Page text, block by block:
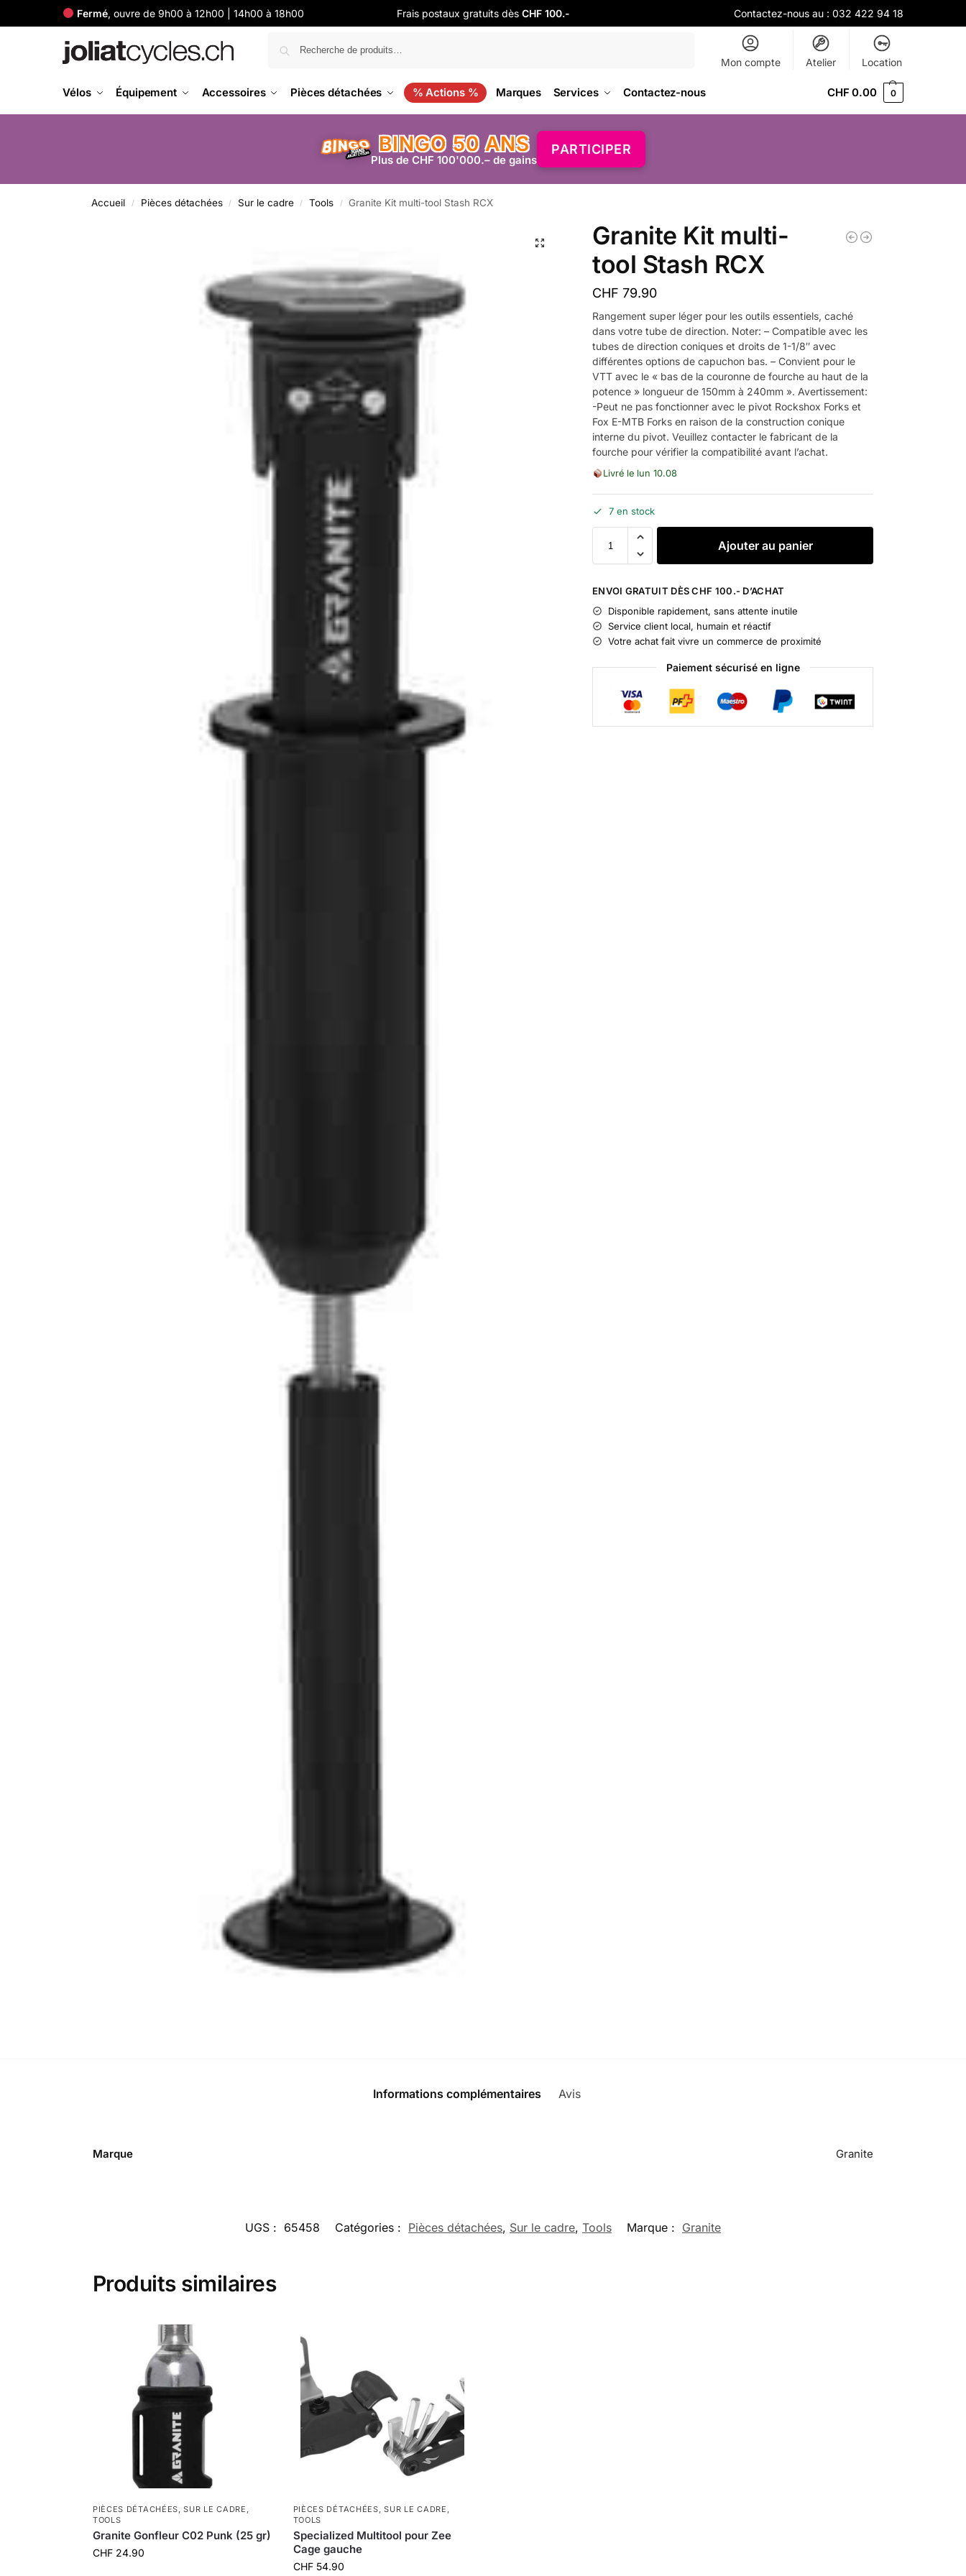
Fermé, ouvre de 9h00 à 12h00 | 14h00 à 18h00 Frais postaux gratuits dèsCHF 100.- Contactez-nous au : 032 422 94 18
Mon compte Atelier Location
Vélos Équipement Accessoires Pièces détachées % Actions % Marques Services Contactez-nous CHF 0.00 0
BINGO 50 ANS
Plus de CHF 100'000.– de gains
PARTICIPER
Accueil / Pièces détachées / Sur le cadre / Tools / Granite Kit multi-tool Stash RCX
Granite Kit multi-
tool Stash RCX
CHF 79.90
Rangement super léger pour les outils essentiels, caché
dans votre tube de direction. Noter: – Compatible avec les
tubes de direction coniques et droits de 1-1/8″ avec
différentes options de capuchon bas. – Convient pour le
VTT avec le « bas de la couronne de fourche au haut de la
potence » longueur de 150mm à 240mm ». Avertissement:
-Peut ne pas fonctionner avec le pivot Rockshox Forks et
Fox E-MTB Forks en raison de la construction conique
interne du pivot. Veuillez contacter le fabricant de la
fourche pour vérifier la compatibilité avant l’achat.
Livré le lun 10.08
7 en stock
Ajouter au panier
ENVOI GRATUIT DÈS CHF 100.- D’ACHAT
Disponible rapidement, sans attente inutile
Service client local, humain et réactif
Votre achat fait vivre un commerce de proximité
Paiement sécurisé en ligne
Informations complémentaires Avis
Marque Granite
UGS : 65458 Catégories : Pièces détachées, Sur le cadre, Tools Marque : Granite
Produits similaires
PIÈCES DÉTACHÉES,SUR LE CADRE ,
TOOLS
Granite Gonfleur C02 Punk (25 gr)
CHF24.90
PIÈCES DÉTACHÉES,SUR LE CADRE ,
TOOLS
Specialized Multitool pour Zee
Cage gauche
CHF54.90